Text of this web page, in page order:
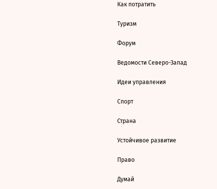
Как потратить
Туризм
Форум
Ведомости Северо-Запад
Идеи управления
Спорт
Страна
Устойчивое развитие
Право
Думай